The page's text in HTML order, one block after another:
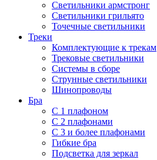
Светильники армстронг
Светильники грильято
Точечные светильники
Треки
Комплектующие к трекам
Трековые светильники
Системы в сборе
Струнные светильники
Шинопроводы
Бра
С 1 плафоном
С 2 плафонами
С 3 и более плафонами
Гибкие бра
Подсветка для зеркал